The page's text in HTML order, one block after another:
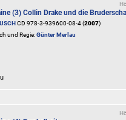
(3) Collin Drake und die
CD 978-3-939600-08-4 (2007)
und Regie:Günter Merlau